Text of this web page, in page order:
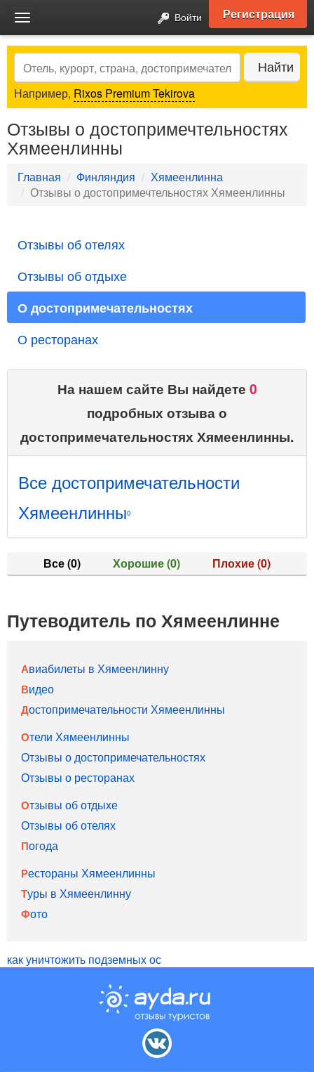
Toggle
navigation
Войти Регистрация
Search Найти
Например, Rixos Premium Tekirova
Отзывы о достопримечтельностях
Хямеенлинны
Главная Финляндия
Хямеенлинна
Отзывы о достопримечтельностях Хямеенлинны
Отзывы об отелях
Отзывы об отдыхе
О достопримечательностях
О ресторанах
На нашем сайте Вы найдете 0
подробных отзыва о
достопримечательностях Хямеенлинны.
Все достопримечательности
Хямеенлинны0
Все(0) Хорошие(0) Плохие(0)
Путеводитель по Хямеенлинне
Авиабилеты в Хямеенлинну
Видео
Достопримечательности Хямеенлинны
Отели Хямеенлинны
Отзывы о достопримечательностях
Отзывы о ресторанах
Отзывы об отдыхе
Отзывы об отелях
Погода
Рестораны Хямеенлинны
Туры в Хямеенлинну
Фото
как уничтожить подземных ос